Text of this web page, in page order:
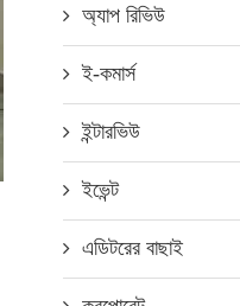
অ্যাপ রিভিউ
ই-কমার্স
ইন্টারভিউ
ইভেন্ট
এডিটরের বাছাই